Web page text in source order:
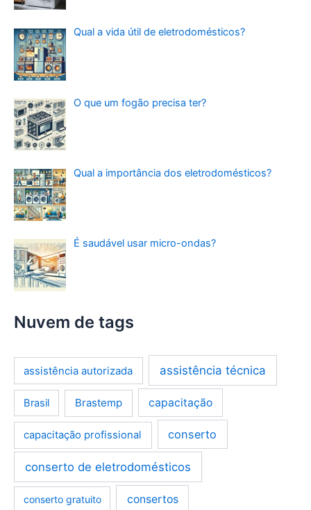
Qual a vida útil de eletrodomésticos?
O que um fogão precisa ter?
Qual a importância dos eletrodomésticos?
É saudável usar micro-ondas?
Nuvem de tags
assistência autorizada assistência técnica
Brasil Brastemp capacitação
capacitação profissional conserto
conserto de eletrodomésticos
conserto gratuito consertos